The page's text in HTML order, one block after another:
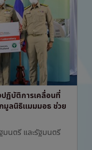
ฏิบัติการเคลื่อนที่
ลนิธิแมมมอธ ช่วย
นตรี และรัฐมนตรี